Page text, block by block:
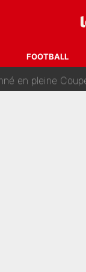
FOOTBALL
: Ces autres
changent de
en pleine